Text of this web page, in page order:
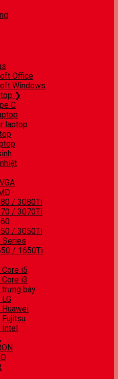
Office
Windows
❯
C
laptop
/ 3080Ti
/ 3070Ti
/ 3050Ti
Series
/ 1650Ti
i5
i3
trưng bày
Fujitsu
Intel